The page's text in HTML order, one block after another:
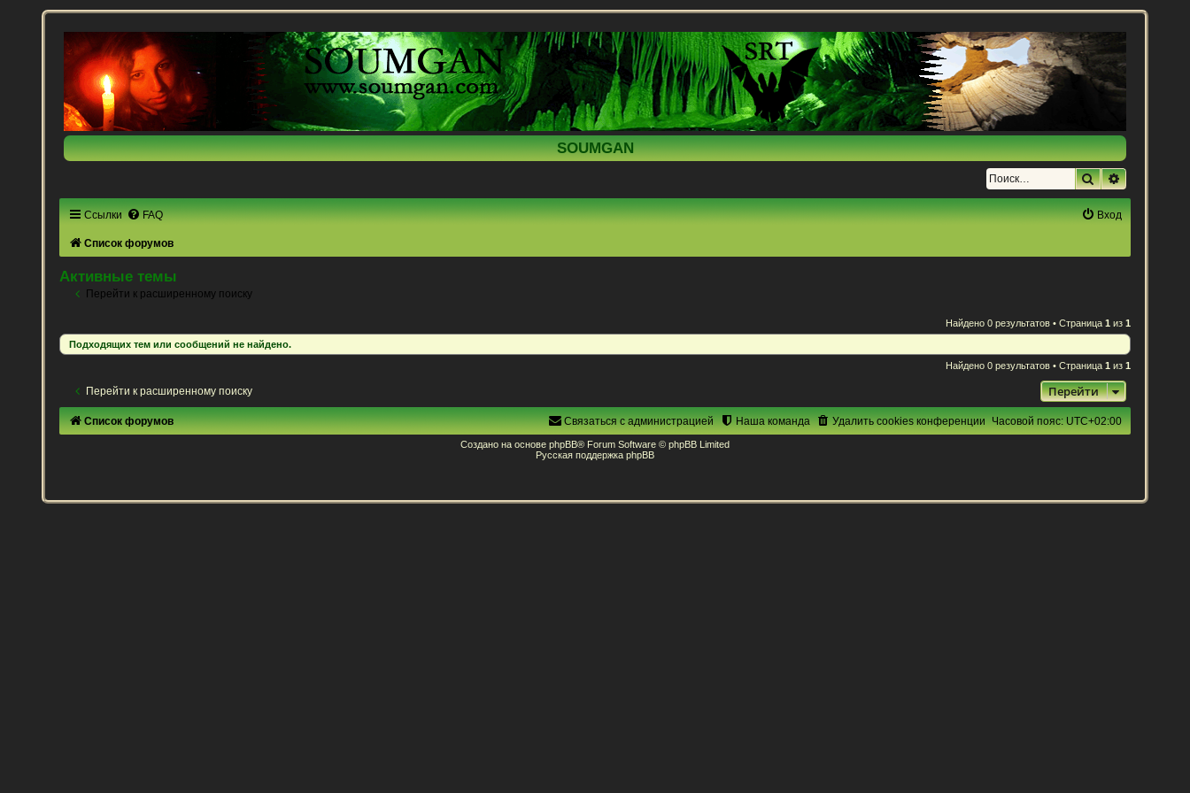
SOUMGAN
Поиск
Ссылки FAQ Вход
Список форумов
Активные темы
Перейти к расширенному поиску
Найдено 0 результатов • Страница 1 из 1
Подходящих тем или сообщений не найдено.
Найдено 0 результатов • Страница 1 из 1
Перейти к расширенному поиску Перейти
Список форумов Часовой пояс:UTC+02:00
Удалить cookies конференции
Наша команда
Связаться с администрацией
Создано на основе phpBB® Forum Software © phpBB Limited
Русская поддержка phpBB